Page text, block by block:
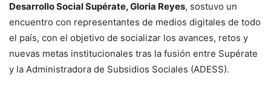
Desarrollo Social Supérate, Gloria Reyes, sostuvo un
encuentro con representantes de medios digitales de todo
el país, con el objetivo de socializar los avances, retos y
nuevas metas institucionales tras la fusión entre Supérate
y la Administradora de Subsidios Sociales (ADESS).